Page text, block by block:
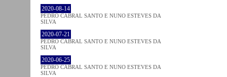
2020-08-14
PEDRO CABRAL SANTO E NUNO ESTEVES DA
SILVA
2020-07-21
PEDRO CABRAL SANTO E NUNO ESTEVES DA
SILVA
2020-06-25
PEDRO CABRAL SANTO E NUNO ESTEVES DA
SILVA